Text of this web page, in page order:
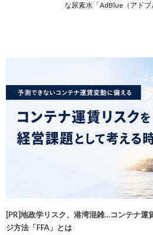
な尿素水「AdBlue（アド
[PR]地政学リスク、港湾混雑…コンテナ運
ジ方法「FFA」とは